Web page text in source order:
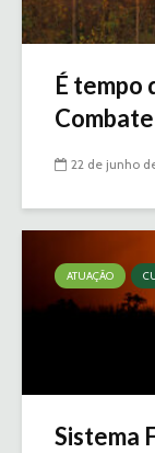
É tempo
22 de junho
ATUAÇÃO
Sistema